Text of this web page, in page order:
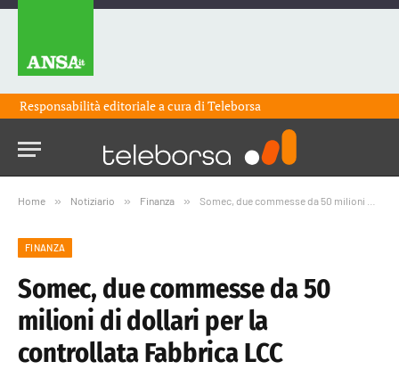
Responsabilità editoriale a cura diTeleborsa
Home » Notiziario » Finanza » Somec, due commesse da 50 milioni di dollari per la controllata Fabbrica LCC
FINANZA
Somec, due commesse da 50
milioni di dollari per la
controllata Fabbrica LCC